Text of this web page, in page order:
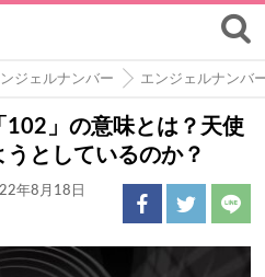
ジェルナンバー エンジェルナンバ
102」の意味とは？天使
としているのか？
年8月18日